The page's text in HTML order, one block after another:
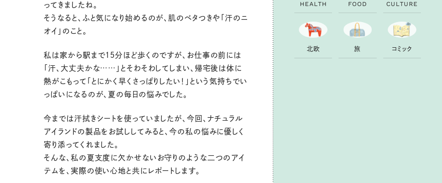
ってきましたね。
そうなると、ふと気になり始めるのが、肌のベタつきや「汗のニ
オイ」のこと。
私は家から駅まで15分ほど歩くのですが、お仕事の前には
「汗、大丈夫かな……」とそわそわしてしまい、帰宅後は体に
熱がこもって「とにかく早くさっぱりしたい！」という気持ちでい
っぱいになるのが、夏の毎日の悩みでした。
今までは汗拭きシートを使っていましたが、今回、ナチュラル
アイランドの製品をお試ししてみると、今の私の悩みに優しく
寄り添ってくれました。
そんな、私の夏支度に欠かせないお守りのような二つのアイ
テムを、実際の使い心地と共にレポートします。
H EALTH FOOD CU LTU RE
北欧 旅 コ ミ ック